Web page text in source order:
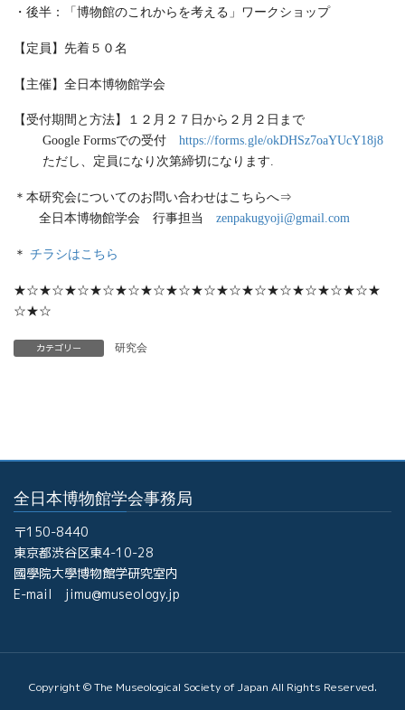
・後半：「博物館のこれからを考える」ワークショップ
【定員】先着５０名
【主催】全日本博物館学会
【受付期間と方法】１２月２７日から２月２日まで
Google Formsでの受付 https://forms.gle/okDHSz7oaYUcY18j8
ただし、定員になり次第締切になります.
＊本研究会についてのお問い合わせはこちらへ⇒
全日本博物館学会 行事担当 zenpakugyoji@gmail.com
＊ チラシはこちら
★☆★☆★☆★☆★☆★☆★☆★☆★☆★☆★☆★☆★☆★☆★
☆★☆
カテゴリー 研究会
全日本博物館学会事務局
〒150-8440
東京都渋谷区東4-10-28
國學院大學博物館学研究室内
E-mail jimu@museology.jp
Copyright © The Museological Society of Japan All Rights Reserved.